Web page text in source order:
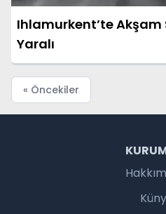
Ihlamurkent’te
Yaralı
« Öncekiler